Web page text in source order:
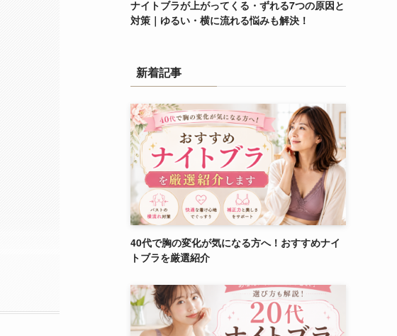
ナイトブラが上がってくる・ずれる7つの原因と
対策｜ゆるい・横に流れる悩みも解決！
新着記事
40代で胸の変化が気になる方へ！おすすめナイ
トブラを厳選紹介